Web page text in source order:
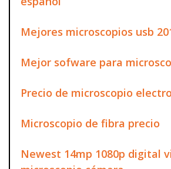
Mejores microscopios usb
Mejor sofware para
Precio de microscopio
Microscopio de fibra precio
Newest 14mp 1080p digital